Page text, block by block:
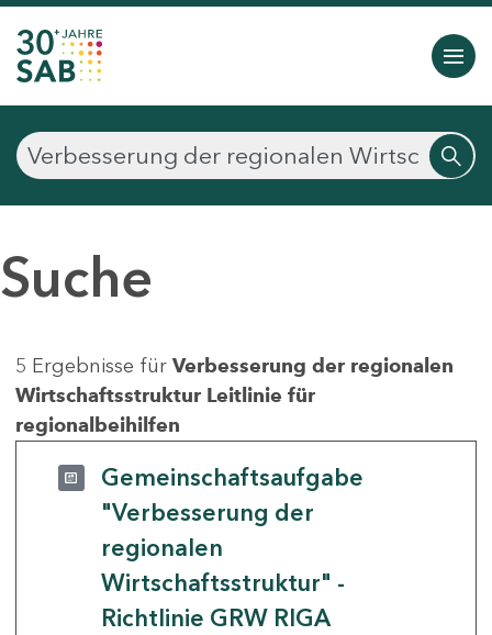
Suche
5 Ergebnisse für Verbesserung der regionalen
Wirtschaftsstruktur Leitlinie für
regionalbeihilfen
Gemeinschaftsaufgabe
"Verbesserung der
regionalen
Wirtschaftsstruktur" -
Richtlinie GRW RIGA